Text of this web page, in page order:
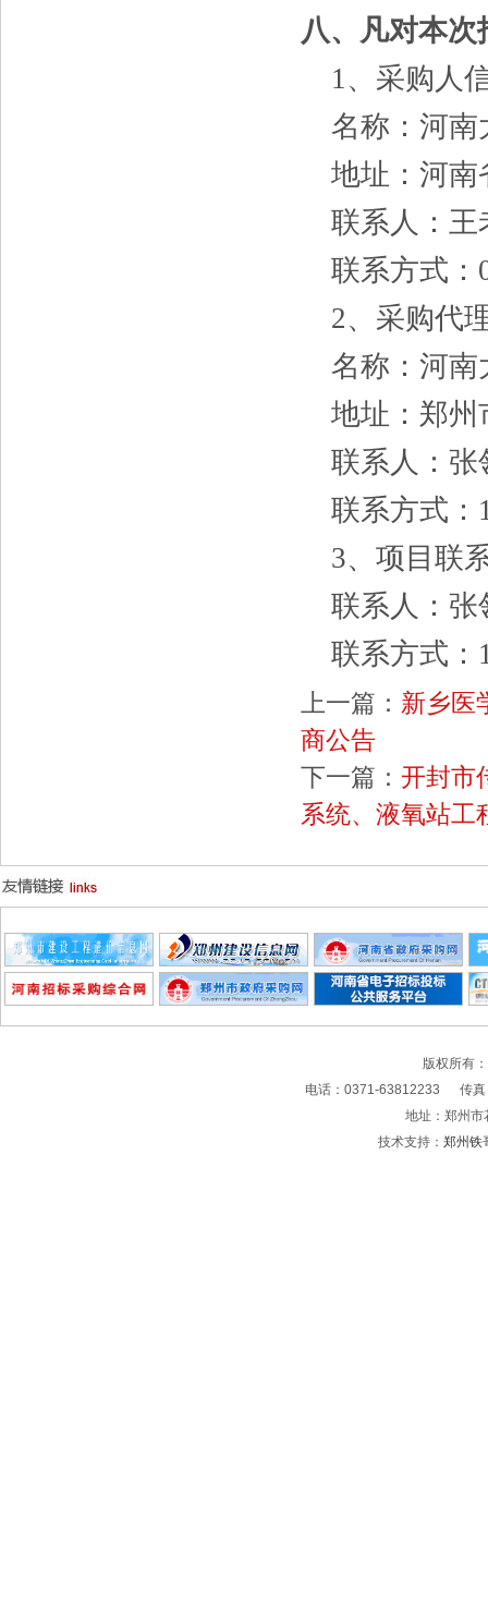
八、凡对本
1、采购人
名称：河南
地址：河南
联系人：王
联系方式：
2、采购代
名称：河南
地址：郑州
联系人：张
联系方式：
3、项目联
联系人：张
联系方式：
上一篇： 新乡医
商公告
下一篇： 开封市
系统、液氧站工
版权所有
电话：0371-63812233 传
地址：郑州
技术支持： 郑州铁